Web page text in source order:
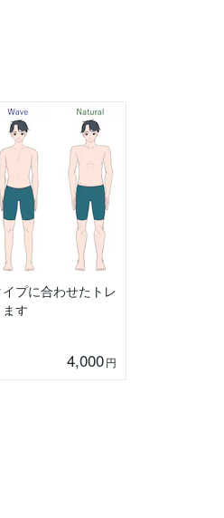
プに合わせたトレ
す
4,000円